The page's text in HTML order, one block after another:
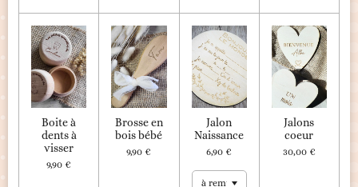
Boite à
dents à
visser
9,90 €
Brosse en
bois bébé
9,90 €
Jalon
Naissance
6,90 €
Jalons
coeur
30,00 €